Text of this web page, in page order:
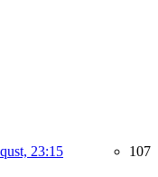
23:15 107